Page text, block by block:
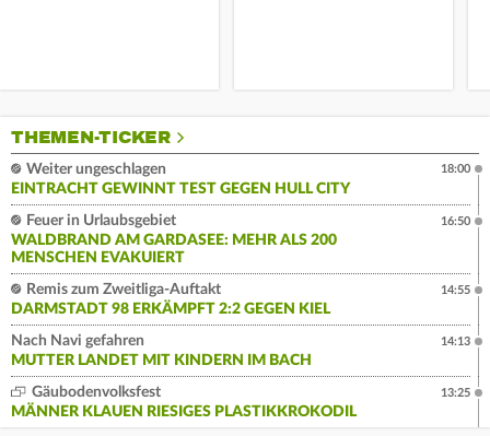
THEMEN-TICKER
Weiter ungeschlagen
EINTRACHT GEWINNT TEST GEGEN HULL CITY
18:00
Feuer in Urlaubsgebiet
WALDBRAND AM GARDASEE: MEHR ALS 200
MENSCHEN EVAKUIERT
16:50
Remis zum Zweitliga-Auftakt
DARMSTADT 98 ERKÄMPFT 2:2 GEGEN KIEL
14:55
Nach Navi gefahren
MUTTER LANDET MIT KINDERN IM BACH
14:13
Gäubodenvolksfest
MÄNNER KLAUEN RIESIGES PLASTIKKROKODIL
13:25